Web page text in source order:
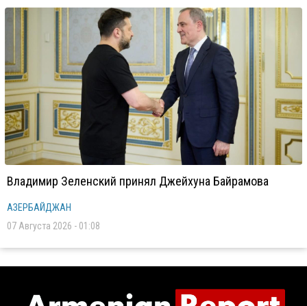
Владимир Зеленский принял Джейхуна Байрамова
АЗЕРБАЙДЖАН
07 Августа 2026 - 01:08